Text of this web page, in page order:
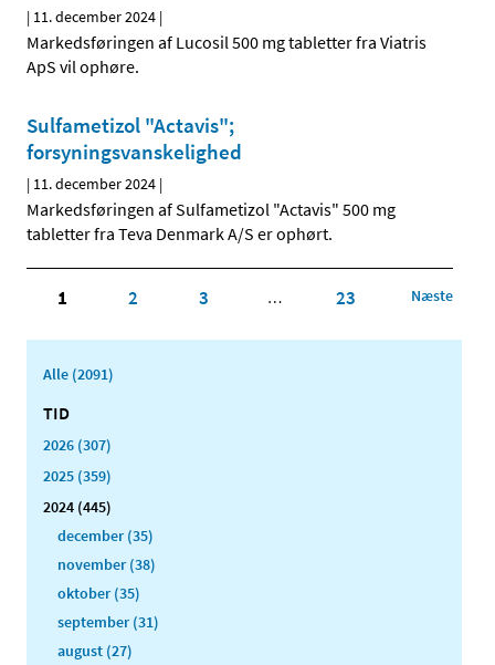
| 11. december 2024 |
Markedsføringen af Lucosil 500 mg tabletter fra Viatris
ApS vil ophøre.
Sulfametizol "Actavis";
forsyningsvanskelighed
| 11. december 2024 |
Markedsføringen af Sulfametizol "Actavis" 500 mg
tabletter fra Teva Denmark A/S er ophørt.
1 2 3 … 23 Næste
Alle (2091)
TID
2026 (307)
2025 (359)
2024 (445)
december (35)
november (38)
oktober (35)
september (31)
august (27)